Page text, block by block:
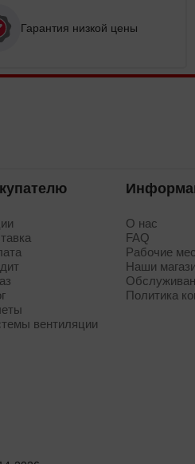
Гарантия низкой цены
вентиляции
О нас
FAQ
Рабочие
Наши
Политика